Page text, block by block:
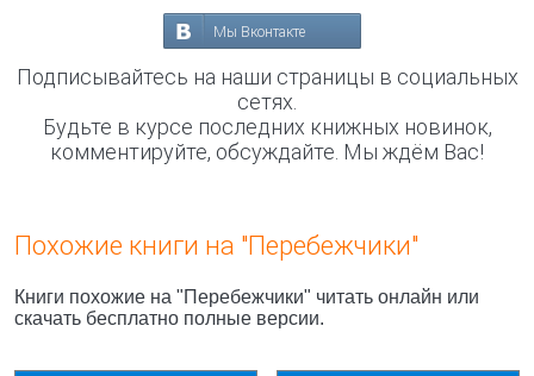
Мы Вконтакте
Подписывайтесь на наши страницы в социальных
сетях.
Будьте в курсе последних книжных новинок,
комментируйте, обсуждайте. Мы ждём Вас!
Похожие книги на "Перебежчики"
Книги похожие на "Перебежчики" читать онлайн или
скачать бесплатно полные версии.